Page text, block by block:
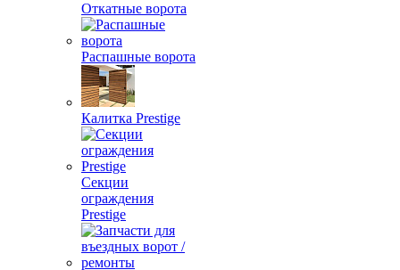
Откатные ворота
Распашные ворота
Калитка Prestige
Секции
ограждения
Prestige